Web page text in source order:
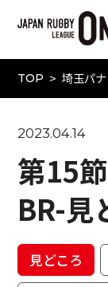
TOP 埼玉パ
2023.04.14
第15
BR-見
見どころ